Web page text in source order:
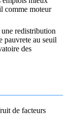
comme moteur
une redistribution
pauvrete au seuil
des
de facteurs